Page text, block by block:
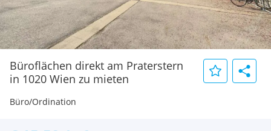
Büroflächen direkt am Praterstern
in 1020 Wien zu mieten
Büro/Ordination